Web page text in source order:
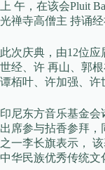
上 午，在该会Pluit
光禅寺高僧主 持诵经
此次庆典，由12位
世经、许 再山、郭
谭栢叶、许加强、许
印尼东方音乐基金
出席参与拈香参拜，
之一李长旗表示，
中华民族优秀传统文